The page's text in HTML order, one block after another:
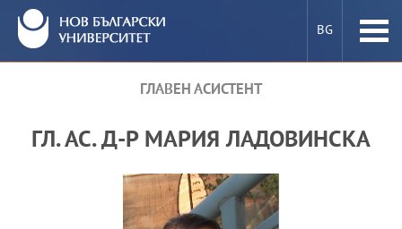
BG
КАК СЕ СТАВА ПРЕПОДАВАТЕЛ В НБУ
ГЛАВЕН АСИСТЕНТ
ГЛ. АС. Д-Р МАРИЯ ЛАДОВИНСКА